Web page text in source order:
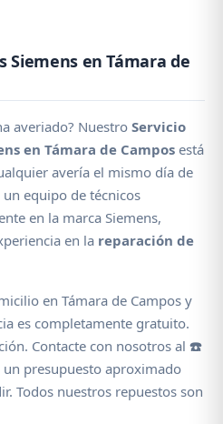
Siemens en Támara de
averiado? Nuestro Servicio
en Támara de Campos está
avería el mismo día de
equipo de técnicos
en la marca Siemens,
en la reparación de
en Támara de Campos y
es completamente gratuito.
Contacte con nosotros al ☎️
presupuesto aproximado
Todos nuestros repuestos son